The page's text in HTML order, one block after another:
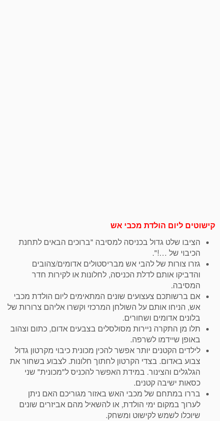
קישוטים ליום הולדת מכבי אש
הציבו שלט גדול בכניסה למסיבה "ברוכים הבאים לתחנת
הכיבוי של …!".
גזרו צורות של להבי אש מבריסטולים אדומים/צהובים
והדביקו אותם לדלת הכניסה, לחלונות או לקירות חדר
המסיבה.
אם ברשותכם צעצועים שונים המתאימים ליום הולדת מכבי
אש, הניחו אותם על השולחן המרכזי וקשרו אליהם צרורות של
בלונים אדומים ושחורים.
תלו מן התקרה ניירות מסולסלים בצבעים אדום, כתום וצהוב
באופן שיידמו לשרפה.
לילדים הקטנים יותר אפשר להכין מכונית כיבוי מקרטון גדול
צבוע באדום. בצדי הקרטון לחתוך חלונות. לצבוע בשחור את
הגלגלים והצינור. במידת האפשר להכניס ל"מכונית" שני
כסאות ישיבה קטנים.
בררו במתחם של מכבי האש באזור מגוריכם האם ניתן
לערוך במקום ימי הולדת, או להשאיל מהם אביזרים שונים
שיוכלו לשמש לקישוט ומשחק.